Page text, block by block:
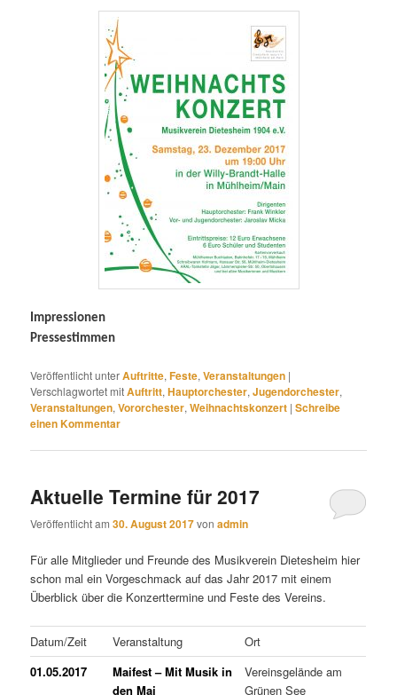
Impressionen
Pressestimmen
Veröffentlicht unterAuftritte,Feste,Veranstaltungen |
Verschlagwortet mitAuftritt,Hauptorchester,Jugendorchester,
Veranstaltungen,Vororchester,Weihnachtskonzert |Schreibe
einen Kommentar
Aktuelle Termine für 2017
Veröffentlicht am30. August 2017vonadmin
Für alle Mitglieder und Freunde des Musikverein Dietesheim hier
schon mal ein Vorgeschmack auf das Jahr 2017 mit einem
Überblick über die Konzerttermine und Feste des Vereins.
Datum/Zeit Veranstaltung
Ort
01.05.2017
Maifest – Mit Musik in
den Mai
Vereinsgelände am
Grünen See